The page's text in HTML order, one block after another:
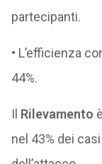
partecipanti.
• L’efficienza
44%.
Il Rilevamento
nel 43% dei